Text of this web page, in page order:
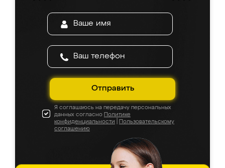
Отправить
Я соглашаюсь на передачу персональных
данных согласно Политике
конфиденциальности
Пользовательскому
соглашению